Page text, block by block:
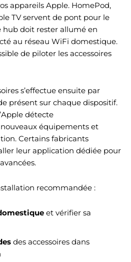
appareils Apple. HomePod,
TV servent de pont pour le
hub doit rester allumé en
au réseau WiFi domestique.
de piloter les accessoires
s’effectue ensuite par
présent sur chaque dispositif.
détecte
équipements et
Certains fabricants
leur application dédiée pour
recommandée :
et vérifier sa
des accessoires dans